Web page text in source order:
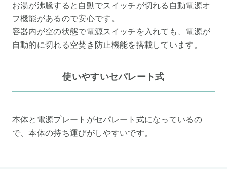
お湯が沸騰すると自動でスイッチが切れる自動電源オ
フ機能があるので安心です。
容器内が空の状態で電源スイッチを入れても、電源が
自動的に切れる空焚き防止機能を搭載しています。
使いやすいセパレート式
本体と電源プレートがセパレート式になっているの
で、本体の持ち運びがしやすいです。